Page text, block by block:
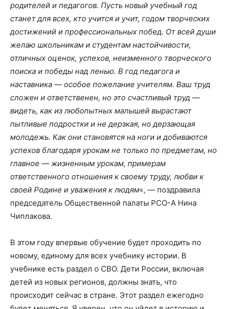
родителей и педагогов. Пусть новый учебный год
станет для всех, кто учится и учит, годом творческих
достижений и профессиональных побед. От всей души
желаю школьникам и студентам настойчивости,
отличных оценок, успехов, неизменного творческого
поиска и победы над ленью. В год педагога и
наставника — особое пожелание учителям. Ваш труд
сложен и ответственен, но это счастливый труд —
видеть, как из любопытных малышей вырастают
пытливые подростки и не дерзкая, но дерзающая
молодежь. Как они становятся на ноги и добиваются
успехов благодаря урокам не только по предметам, но
главное — жизненным урокам, примерам
ответственного отношения к своему труду, любви к
своей Родине и уважения к людям«, — поздравила
председатель Общественной палаты РСО-А Нина
Чиплакова.
В этом году впервые обучение будет проходить по
новому, единому для всех учебнику истории. В
учебнике есть раздел о СВО. Дети России, включая
детей из новых регионов, должны знать, что
происходит сейчас в стране. Этот раздел ежегодно